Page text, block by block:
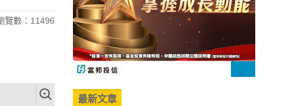
覽數：11496
最新文章